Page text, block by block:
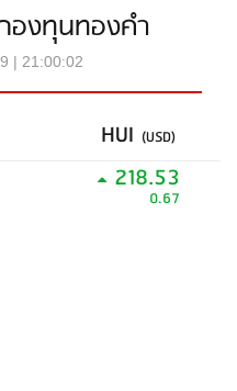
องทุนทองคำ
| 21:00:02
HUI (USD)
218.53
0.67